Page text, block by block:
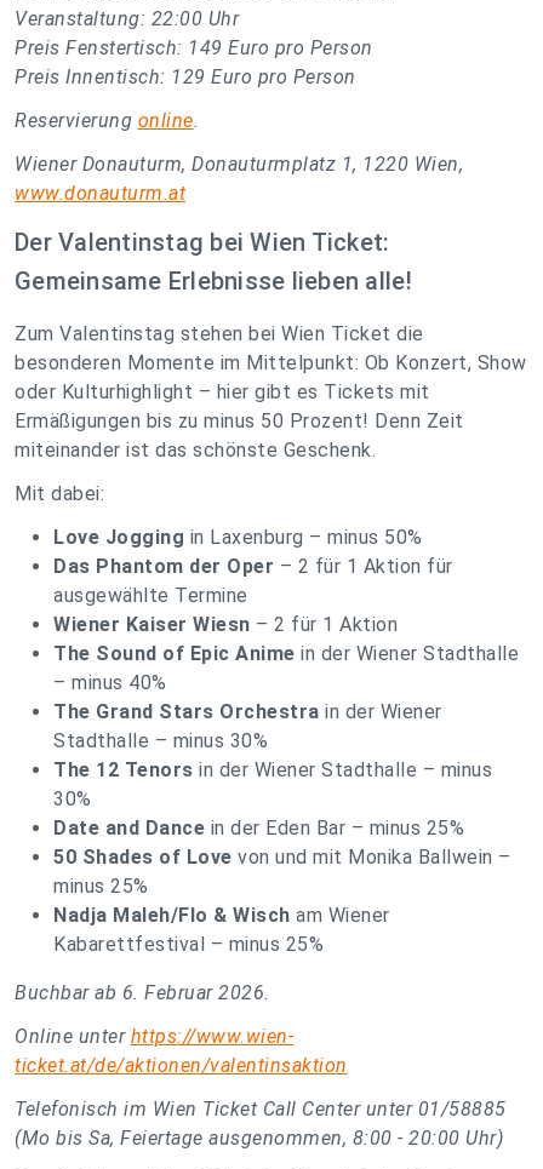
Veranstaltung: 22:00 Uhr
Preis Fenstertisch: 149 Euro pro Person
Preis Innentisch: 129 Euro pro Person
Reservierung online.
Wiener Donauturm, Donauturmplatz 1, 1220 Wien,
www.donauturm.at
Der Valentinstag bei Wien Ticket:
Gemeinsame Erlebnisse lieben alle!
Zum Valentinstag stehen bei Wien Ticket die
besonderen Momente im Mittelpunkt: Ob Konzert, Show
oder Kulturhighlight – hier gibt es Tickets mit
Ermäßigungen bis zu minus 50 Prozent! Denn Zeit
miteinander ist das schönste Geschenk.
Mit dabei:
Love Jogging in Laxenburg – minus 50%
Das Phantom der Oper – 2 für 1 Aktion für
ausgewählte Termine
Wiener Kaiser Wiesn – 2 für 1 Aktion
The Sound of Epic Anime in der Wiener Stadthalle
– minus 40%
The Grand Stars Orchestra in der Wiener
Stadthalle – minus 30%
The 12 Tenors in der Wiener Stadthalle – minus
30%
Date and Dance in der Eden Bar – minus 25%
50 Shades of Love von und mit Monika Ballwein –
minus 25%
Nadja Maleh/Flo & Wisch am Wiener
Kabarettfestival – minus 25%
Buchbar ab 6. Februar 2026.
Online unter https://www.wien-
ticket.at/de/aktionen/valentinsaktion
Telefonisch im Wien Ticket Call Center unter 01/58885
(Mo bis Sa, Feiertage ausgenommen, 8:00 - 20:00 Uhr)